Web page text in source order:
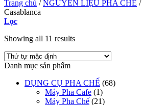
Trang chủ / NGUYÊN LIỆU PHA CHẾ /
Casablanca
Lọc
Showing all 11 results
Danh mục sản phẩm
DỤNG CỤ PHA CHẾ (68)
Máy Pha Cafe (1)
Máy Pha Chế (21)